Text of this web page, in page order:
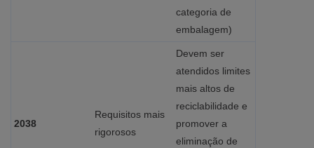
categoria de
embalagem)
2038
Requisitos mais
rigorosos
Devem ser
atendidos limites
mais altos de
reciclabilidade e
promover a
eliminação de